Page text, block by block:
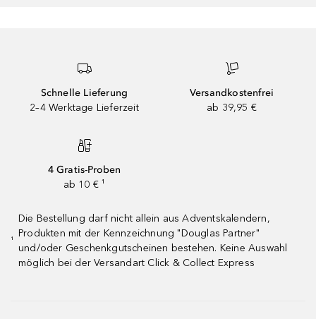
Schnelle Lieferung
2–4 Werktage Lieferzeit
Versandkostenfrei
ab 39,95 €
4 Gratis-Proben
ab 10 € ¹
¹
Die Bestellung darf nicht allein aus Adventskalendern,
Produkten mit der Kennzeichnung "Douglas Partner"
und/oder Geschenkgutscheinen bestehen. Keine Auswahl
möglich bei der Versandart Click & Collect Express